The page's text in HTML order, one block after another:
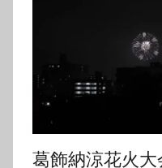
葛飾納涼花火